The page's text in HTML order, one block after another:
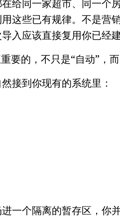
给同一家超市、同一个
这些已有规律。不是营
入应该直接复用你已经
要的，不只是“自动”，而
接到你现有的系统里：
一个隔离的暂存区，你